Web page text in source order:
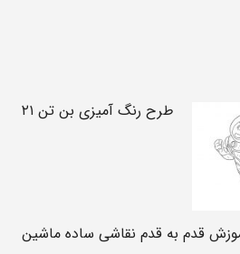
طرح رنگ آمیزی بن تن ۲۱
قدم به قدم نقاشی ساده ماشین